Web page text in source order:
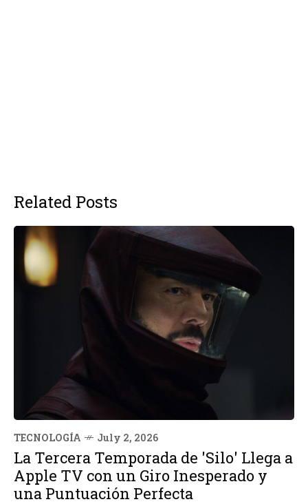
Related Posts
TECNOLOGÍA July 2, 2026
La Tercera Temporada de 'Silo' Llega a
Apple TV con un Giro Inesperado y
una Puntuación Perfecta